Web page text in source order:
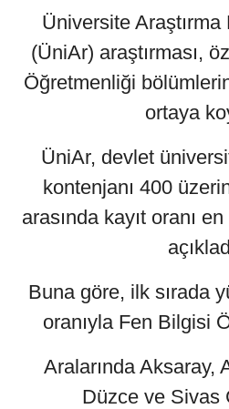
Üniversite Araştırma
(ÜniAr) araştırması,
Öğretmenliği
ortaya
ÜniAr, devlet
kontenjanı 400
arasında kayıt oranı
Buna göre, ilk sırada
oranıyla Fen Bilgisi
Aralarında Aksaray,
Düzce ve Sivas